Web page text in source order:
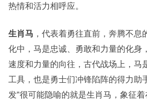
热情和活力相呼应。
生肖马 ，代表着勇往直前，奔腾不息
化中，马是忠诚、勇敢和力量的化身
速度和力量的向往，古代战场上，马
工具，也是勇士们冲锋陷阵的得力助
发”很可能隐喻的就是生肖马，象征着